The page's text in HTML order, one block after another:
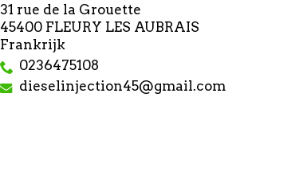
31 rue de la Grouette
45400 FLEURY LES AUBRAIS
Frankrijk
0236475108
dieselinjection45@gmail.com